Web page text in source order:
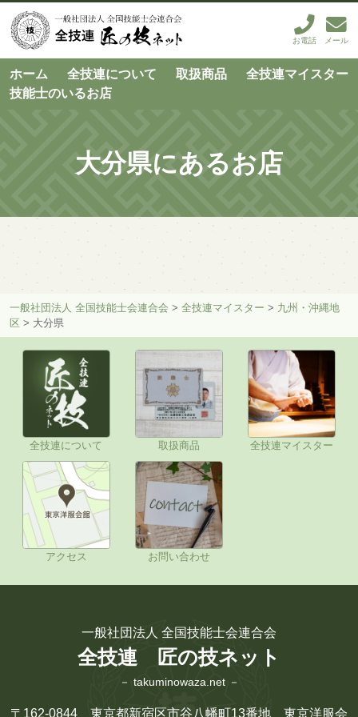
お電話 メール
ホーム 全技連について 取扱商品
全技連マイスター
技能士のいるお店
大分県にあるお店
一般社団法人 全国技能士会連合会 > 全技連マイスター > 九州・沖縄地
区 > 大分県
全技連について 取扱商品 全技連マイスター
アクセス お問い合わせ
一般社団法人 全国技能士会連合会
全技連 匠の技ネット
－ takuminowaza.net －
〒162-0844 東京都新宿区市谷八幡町13番地 東京洋服会